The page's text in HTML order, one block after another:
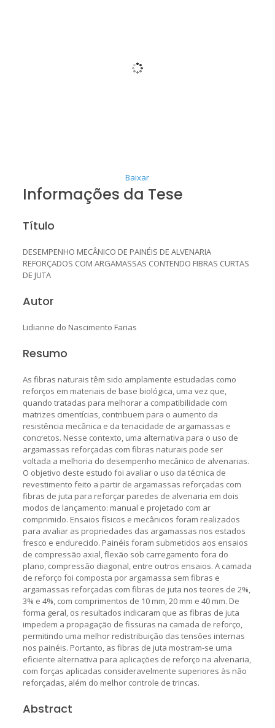
Baixar
Informações da Tese
Título
DESEMPENHO MECÂNICO DE PAINÉIS DE ALVENARIA
REFORÇADOS COM ARGAMASSAS CONTENDO FIBRAS CURTAS
DE JUTA
Autor
Lidianne do Nascimento Farias
Resumo
As fibras naturais têm sido amplamente estudadas como
reforços em materiais de base biológica, uma vez que,
quando tratadas para melhorar a compatibilidade com
matrizes cimentícias, contribuem para o aumento da
resistência mecânica e da tenacidade de argamassas e
concretos. Nesse contexto, uma alternativa para o uso de
argamassas reforçadas com fibras naturais pode ser
voltada a melhoria do desempenho mecânico de alvenarias.
O objetivo deste estudo foi avaliar o uso da técnica de
revestimento feito a partir de argamassas reforçadas com
fibras de juta para reforçar paredes de alvenaria em dois
modos de lançamento: manual e projetado com ar
comprimido. Ensaios físicos e mecânicos foram realizados
para avaliar as propriedades das argamassas nos estados
fresco e endurecido. Painéis foram submetidos aos ensaios
de compressão axial, flexão sob carregamento fora do
plano, compressão diagonal, entre outros ensaios. A camada
de reforço foi composta por argamassa sem fibras e
argamassas reforçadas com fibras de juta nos teores de 2%,
3% e 4%, com comprimentos de 10 mm, 20 mm e 40 mm. De
forma geral, os resultados indicaram que as fibras de juta
impedem a propagação de fissuras na camada de reforço,
permitindo uma melhor redistribuição das tensões internas
nos painéis. Portanto, as fibras de juta mostram-se uma
eficiente alternativa para aplicações de reforço na alvenaria,
com forças aplicadas consideravelmente superiores às não
reforçadas, além do melhor controle de trincas.
Abstract